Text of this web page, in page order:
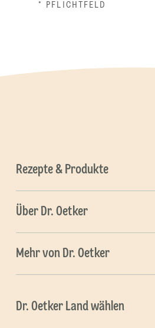
* PFLICHTFELD
Rezepte & Produkte
Über Dr. Oetker
Mehr von Dr. Oetker
Dr. Oetker Land wählen